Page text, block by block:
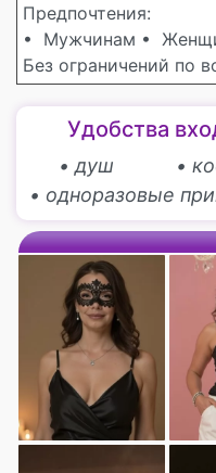
Предпочтения:
• Мужчинам •
Без ограничений по
Удобства
• душ •
• одноразовые